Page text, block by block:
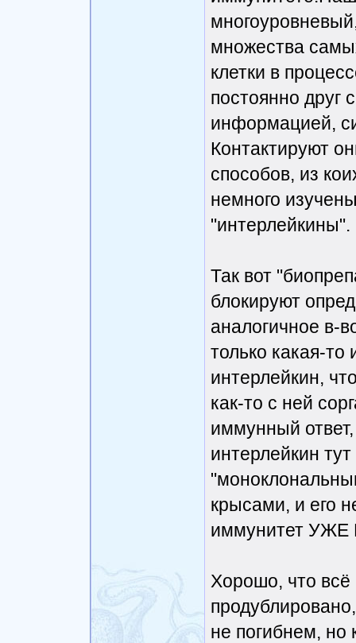
множества
клетки в
постоянно друг
информацией,
Контактируют
способов, из
немного
"интерлейкины".
Так вот
блокируют
аналогичное в-
только какая-то
интерлейкин,
как-то с ней
иммунный
интерлейкин
крысами, и его
иммунитет
Хорошо, что
не погибнем, но